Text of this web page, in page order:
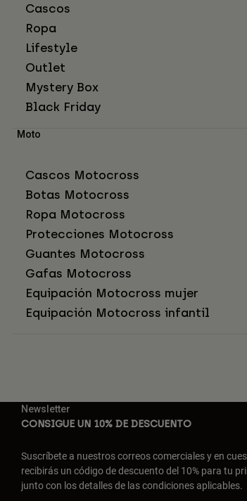
Cascos
Ropa
Lifestyle
Outlet
Mystery Box
Black Friday
Moto
Cascos Motocross
Botas Motocross
Ropa Motocross
Protecciones Motocross
Guantes Motocross
Gafas Motocross
Equipación Motocross mujer
Equipación Motocross infantil
Newsletter
CONSIGUE UN 10% DE DESCUENTO
Suscríbete a nuestros correos comerciales y en
recibirás un código de descuento del 10% para tu
junto con los detalles de las condiciones aplicables.